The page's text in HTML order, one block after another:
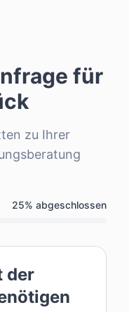
für
zu Ihrer
25% abgeschlossen
der